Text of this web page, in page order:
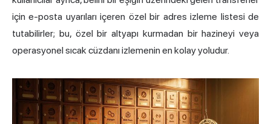
için e-posta uyarıları içeren özel bir adres izleme listesi de
tutabilirler; bu, özel bir altyapı kurmadan bir hazineyi veya
operasyonel sıcak cüzdanı izlemenin en kolay yoludur.